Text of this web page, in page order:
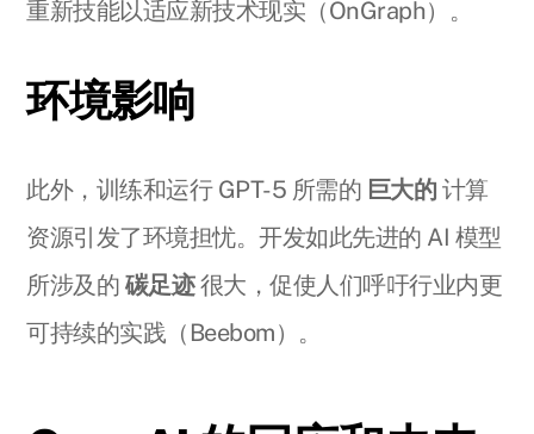
重新技能以适应新技术现实（OnGraph）。
环境影响
此外，训练和运行 GPT-5 所需的 巨大的 计算
资源引发了环境担忧。开发如此先进的 AI 模型
所涉及的 碳足迹很大，促使人们呼吁行业内更
可持续的实践（Beebom）。